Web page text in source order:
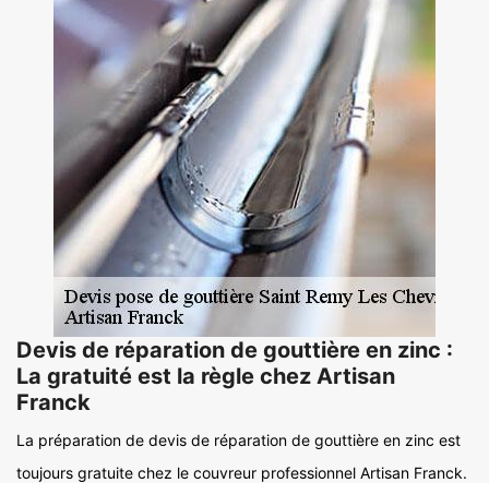
Devis de réparation de gouttière en zinc :
La gratuité est la règle chez Artisan
Franck
La préparation de devis de réparation de gouttière en zinc est
toujours gratuite chez le couvreur professionnel Artisan Franck.